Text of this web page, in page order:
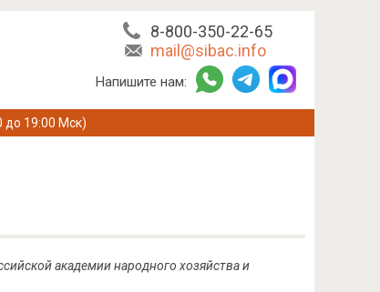
8-800-350-22-65
mail@sibac.info
Напишите нам:
до 19:00 Мск)
академии народного хозяйства и